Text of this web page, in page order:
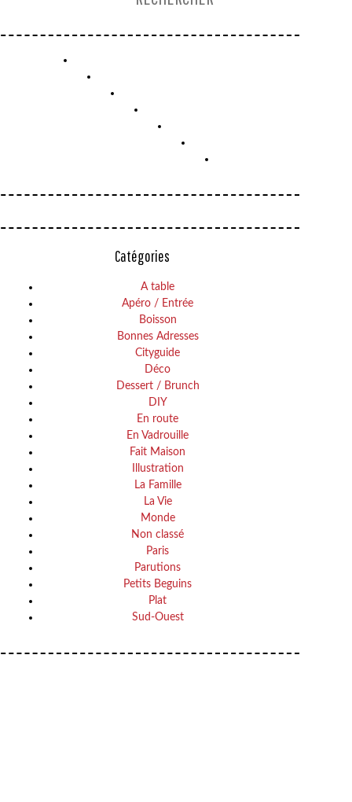
Catégories
A table
Apéro / Entrée
Boisson
Bonnes Adresses
Cityguide
Déco
Dessert / Brunch
DIY
En route
En Vadrouille
Fait Maison
Illustration
La Famille
La Vie
Monde
Non classé
Paris
Parutions
Petits Beguins
Plat
Sud-Ouest